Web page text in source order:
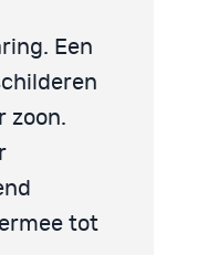
Een
zoon.
tot